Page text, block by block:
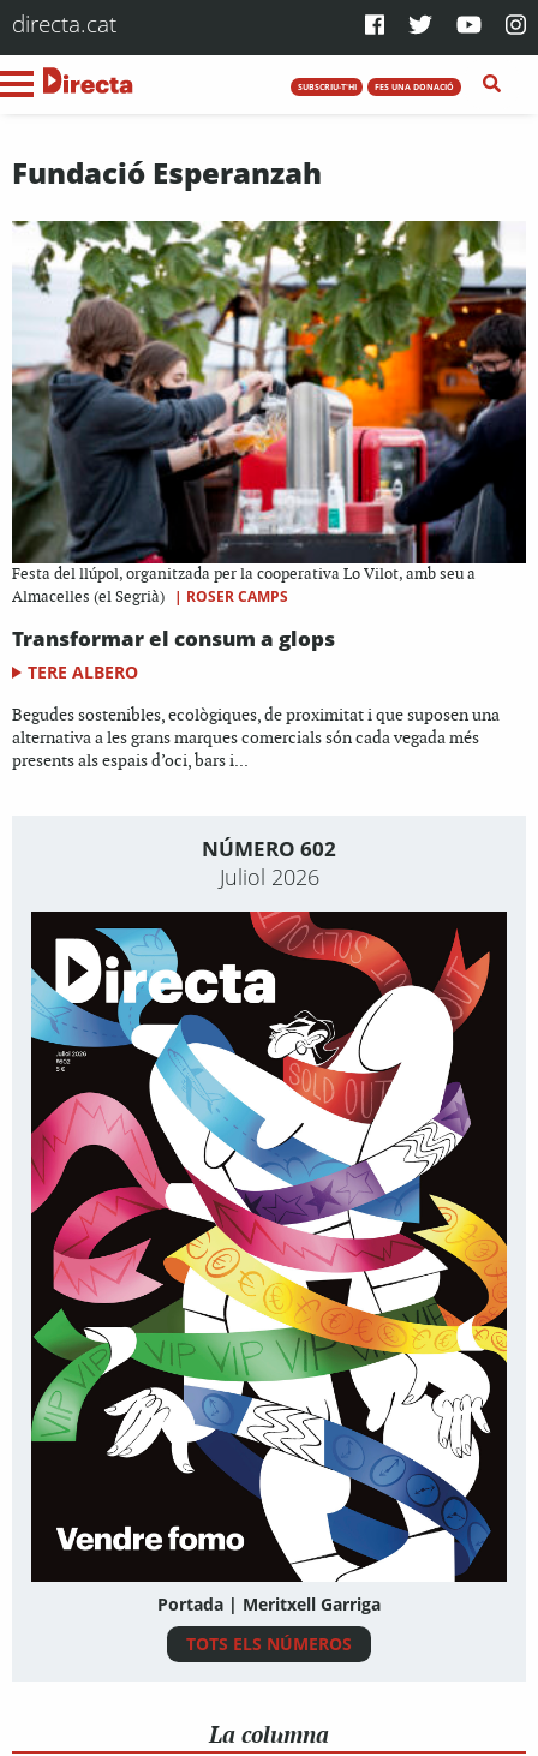
directa.cat
SUBSCRIU-T'HI FES UNA DONACIÓ
Fundació Esperanzah
Festa del llúpol, organitzada per la cooperativa Lo Vilot, amb seu a
Almacelles (el Segrià)
| ROSER CAMPS
Transformar el consum a glops
TERE ALBERO
Begudes sostenibles, ecològiques, de proximitat i que suposen una
alternativa a les grans marques comercials són cada vegada més
presents als espais d’oci, bars i...
NÚMERO 602
Juliol 2026
Portada | Meritxell Garriga
TOTS ELS NÚMEROS
La columna